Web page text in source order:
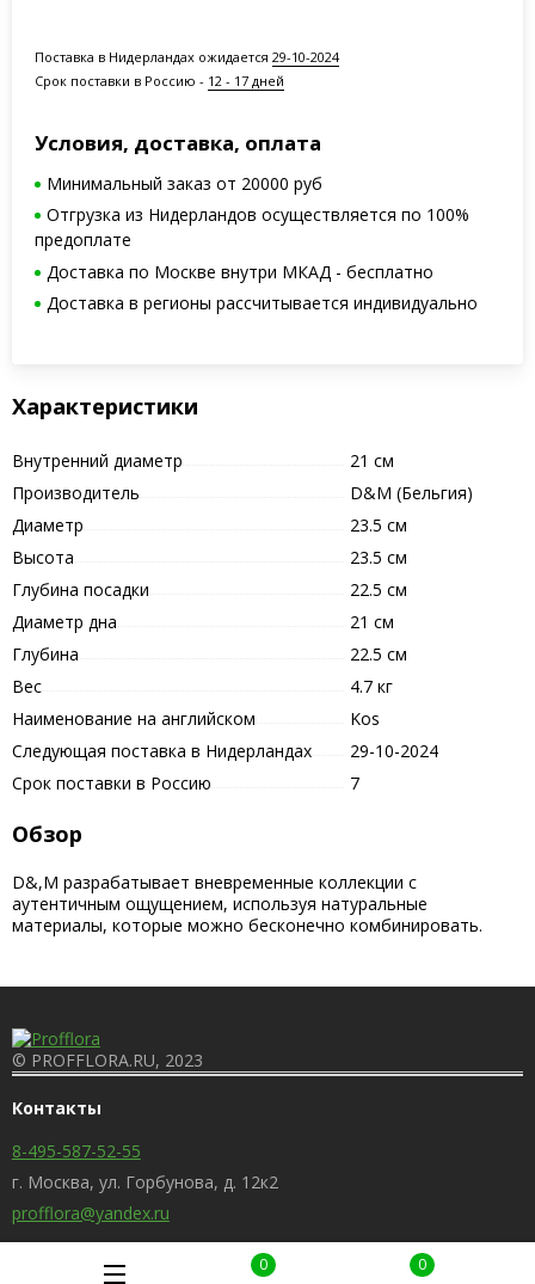
Поставка в Нидерландах ожидается29-10-2024
Срок поставки в Россию - 12 - 17 дней
Условия, доставка, оплата
Минимальный заказ от 20000 руб
Отгрузка из Нидерландов осуществляется по 100%
предоплате
Доставка по Москве внутри МКАД - бесплатно
Доставка в регионы рассчитывается индивидуально
Характеристики
Внутренний диаметр
21 см
Производитель
D&M (Бельгия)
Диаметр
23.5 см
Высота
23.5 см
Глубина посадки
22.5 см
Диаметр дна
21 см
Глубина
22.5 см
Вес
4.7 кг
Наименование на английском
Kos
Следующая поставка в Нидерландах
29-10-2024
Срок поставки в Россию
7
Обзор
D&,M разрабатывает вневременные коллекции с
аутентичным ощущением, используя натуральные
материалы, которые можно бесконечно комбинировать.
© PROFFLORA.RU, 2023
Контакты
8-495-587-52-55
г. Москва, ул. Горбунова, д. 12к2
profflora@yandex.ru
0 0